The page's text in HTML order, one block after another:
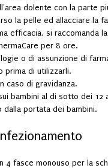
dolente con la parte
la pelle ed allacciare la
efficacia, si raccomanda
per 8 ore.
o di assunzione di
prima di utilizzarli.
caso di gravidanza.
bambini al di sotto dei 12
dalla portata dei bambini.
4 fasce monouso per la